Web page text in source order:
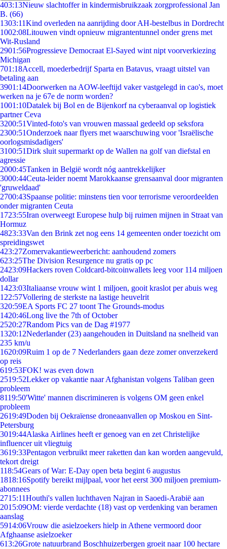
403:13Nieuw slachtoffer in kindermisbruikzaak zorgprofessional Jan
B. (66)
1303:11Kind overleden na aanrijding door AH-bestelbus in Dordrecht
1002:08Litouwen vindt opnieuw migrantentunnel onder grens met
Wit-Rusland
2901:56Progressieve Democraat El-Sayed wint nipt voorverkiezing
Michigan
701:18Accell, moederbedrijf Sparta en Batavus, vraagt uitstel van
betaling aan
3901:14Doorwerken na AOW-leeftijd vaker vastgelegd in cao's, moet
werken na je 67e de norm worden?
1001:10Datalek bij Bol en de Bijenkorf na cyberaanval op logistiek
partner Ceva
3200:51Vinted-foto's van vrouwen massaal gedeeld op seksfora
2300:51Onderzoek naar flyers met waarschuwing voor 'Israëlische
oorlogsmisdadigers'
3100:51Dirk sluit supermarkt op de Wallen na golf van diefstal en
agressie
2000:45Tanken in België wordt nóg aantrekkelijker
3000:44Ceuta-leider noemt Marokkaanse grensaanval door migranten
'gruweldaad'
2700:43Spaanse politie: minstens tien voor terrorisme veroordeelden
onder migranten Ceuta
1723:55Iran overweegt Europese hulp bij ruimen mijnen in Straat van
Hormuz
4823:33Van den Brink zet nog eens 14 gemeenten onder toezicht om
spreidingswet
423:27Zomervakantieweerbericht: aanhoudend zomers
623:25The Division Resurgence nu gratis op pc
2423:09Hackers roven Coldcard-bitcoinwallets leeg voor 114 miljoen
dollar
1423:03Italiaanse vrouw wint 1 miljoen, gooit kraslot per abuis weg
1 22:57Vollering de sterkste na lastige heuvelrit
320:59EA Sports FC 27 toont The Grounds-modus
1420:46Long live the 7th of October
2520:27Random Pics van de Dag #1977
1320:12Nederlander (23) aangehouden in Duitsland na snelheid van
235 km/u
1620:09Ruim 1 op de 7 Nederlanders gaan deze zomer onverzekerd
op reis
619:53FOK! was even down
2519:52Lekker op vakantie naar Afghanistan volgens Taliban geen
probleem
8119:50'Witte' mannen discrimineren is volgens OM geen enkel
probleem
2619:49Doden bij Oekraïense droneaanvallen op Moskou en Sint-
Petersburg
3019:44Alaska Airlines heeft er genoeg van en zet Christelijke
influencer uit vliegtuig
3619:33Pentagon verbruikt meer raketten dan kan worden aangevuld,
tekort dreigt
118:54Gears of War: E-Day open beta begint 6 augustus
1818:16Spotify bereikt mijlpaal, voor het eerst 300 miljoen premium-
abonnees
2715:11Houthi's vallen luchthaven Najran in Saoedi-Arabië aan
2015:09OM: vierde verdachte (18) vast op verdenking van beramen
aanslag
5914:06Vrouw die asielzoekers hielp in Athene vermoord door
Afghaanse asielzoeker
613:26Grote natuurbrand Boschhuizerbergen groeit naar 100 hectare